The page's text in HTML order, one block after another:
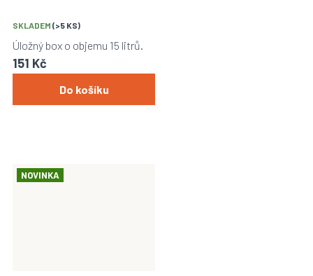
SKLADEM (>5 KS)
151 Kč
Do košíku
Úložný box o objemu 15 litrů.
NOVINKA